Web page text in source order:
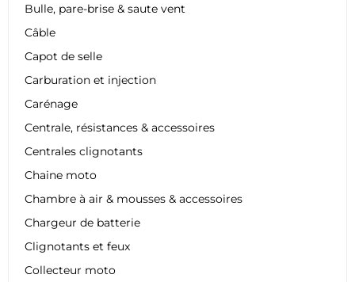
Bulle, pare-brise & saute vent
Câble
Capot de selle
Carburation et injection
Carénage
Centrale, résistances & accessoires
Centrales clignotants
Chaine moto
Chambre à air & mousses & accessoires
Chargeur de batterie
Clignotants et feux
Collecteur moto